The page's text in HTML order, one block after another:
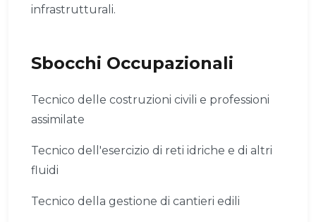
infrastrutturali.
Sbocchi Occupazionali
Tecnico delle costruzioni civili e professioni
assimilate
Tecnico dell'esercizio di reti idriche e di altri
fluidi
Tecnico della gestione di cantieri edili